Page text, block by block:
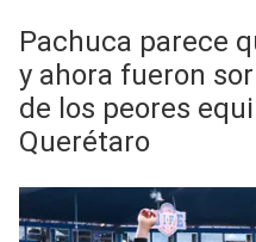
Pachuca parece
y ahora fueron
de los peores
Querétaro